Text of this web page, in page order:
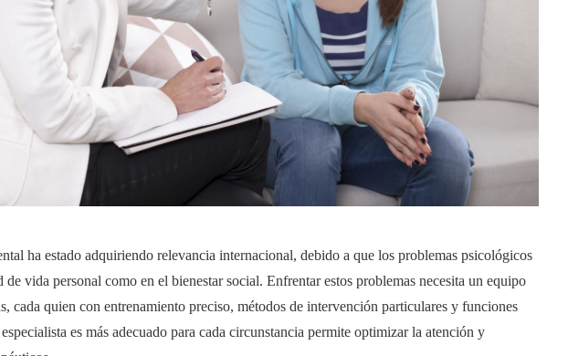
ha estado adquiriendo relevancia internacional, debido a que los problemas psicológicos
vida personal como en el bienestar social. Enfrentar estos problemas necesita un equipo
cada quien con entrenamiento preciso, métodos de intervención particulares y funciones
es más adecuado para cada circunstancia permite optimizar la atención y